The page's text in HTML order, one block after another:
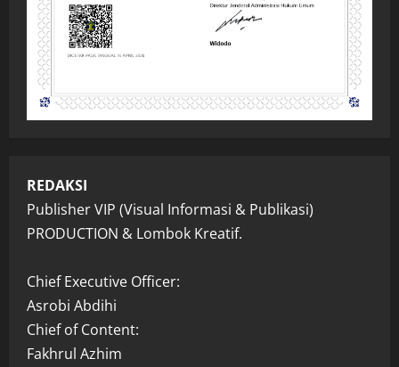
REDAKSI
Publisher VIP (Visual Informasi & Publikasi)
PRODUCTION & Lombok Kreatif.
Chief Executive Officer:
Asrobi Abdihi
Chief of Content:
Fakhrul Azhim